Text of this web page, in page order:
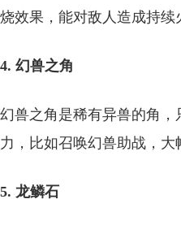
烧效果，能对敌人造成持续
4. 幻兽之角
幻兽之角是稀有异兽的角
力，比如召唤幻兽助战，大
5. 龙鳞石